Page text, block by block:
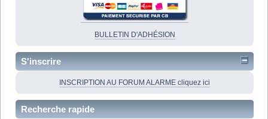
BULLETIN D'ADHÉSION
S'inscrire
INSCRIPTION AU FORUM ALARME cliquez ici
Recherche rapide